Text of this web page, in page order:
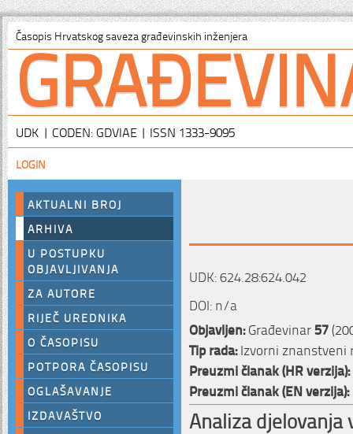
Časopis Hrvatskog saveza građevinskih inženjera
UDK | CODEN: GDVIAE | ISSN 1333-9095
LOGIN
AKTUALNI BROJ
ARHIVA
U POSTUPKU
OBJAVLJIVANJA
ZA AUTORE
RIJEČ UREDNIKA
O ČASOPISU
POTPORA ČASOPISU
OGLAŠAVANJE
IZDAVAŠTVO
UDK: 624.28:624.042
DOI: n/a
Objavljen:Građevinar57
Tip rada:Izvorni znanstveni
Preuzmi članak (HR verzija):
Preuzmi članak (EN verzija):
Analiza djelovanja